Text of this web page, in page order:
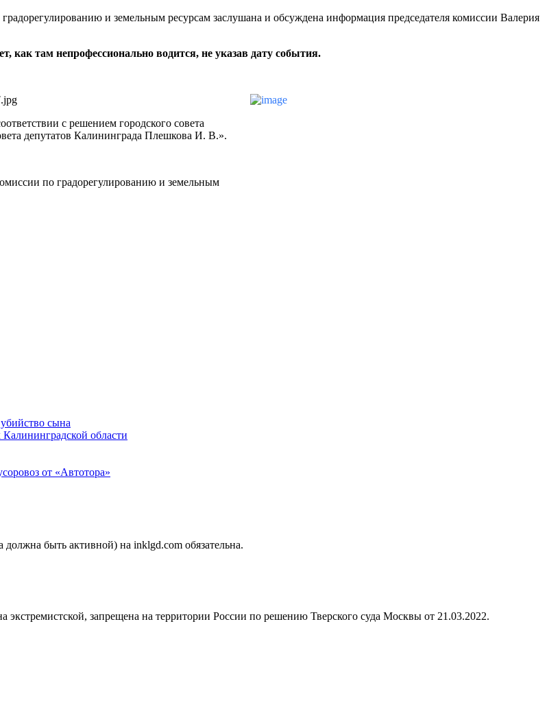
и земельным ресурсам заслушана и обсуждена информация председателя комиссии Валерия
как там непрофессионально водится, не указав дату события.
с решением городского совета
депутатов Калининграда Плешкова И. В.».
по градорегулированию и земельным
сына
области
от «Автотора»
быть активной) на inklgd.com обязательна.
экстремистской, запрещена на территории России по решению Тверского суда Москвы от 21.03.2022.